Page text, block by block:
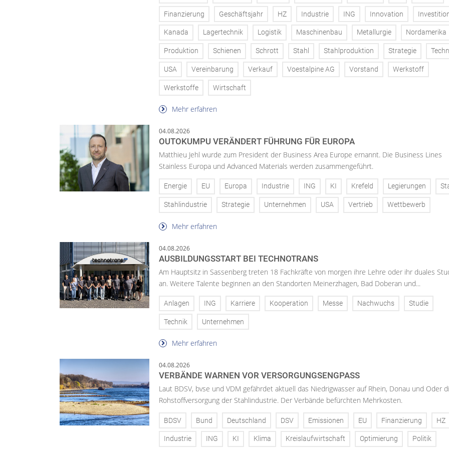
Finanzierung Geschäftsjahr HZ Industrie ING Innovation
Kanada Lagertechnik Logistik Maschinenbau Metallurgie Nordamerika
Produktion Schienen Schrott Stahl Stahlproduktion Strategie
USA Vereinbarung Verkauf Voestalpine AG Vorstand Werkstoff
Werkstoffe Wirtschaft
Mehr erfahren
04.08.2026
OUTOKUMPU VERÄNDERT FÜHRUNG FÜR EUROPA
Matthieu Jehl wurde zum President der Business Area Europe ernannt. Die Business Lines
Stainless Europa und Advanced Materials werden zusammengeführt.
Energie EU Europa Industrie ING KI Krefeld Legierungen
Stahlindustrie Strategie Unternehmen USA Vertrieb Wettbewerb
Mehr erfahren
04.08.2026
AUSBILDUNGSSTART BEI TECHNOTRANS
Am Hauptsitz in Sassenberg treten 18 Fachkräfte von morgen ihre Lehre oder ihr duales
an. Weitere Talente beginnen an den Standorten Meinerzhagen, Bad Doberan und...
Anlagen ING Karriere Kooperation Messe Nachwuchs Studie
Technik Unternehmen
Mehr erfahren
04.08.2026
VERBÄNDE WARNEN VOR VERSORGUNGSENGPASS
Laut BDSV, bvse und VDM gefährdet aktuell das Niedrigwasser auf Rhein, Donau und Oder
Rohstoffversorgung der Stahlindustrie. Der Verbände befürchten Mehrkosten.
BDSV Bund Deutschland DSV Emissionen EU Finanzierung HZ
Industrie ING KI Klima Kreislaufwirtschaft Optimierung Politik